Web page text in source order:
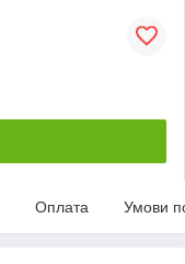
Оплата Умови